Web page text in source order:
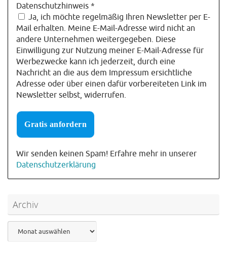
Datenschutzhinweis *
Ja, ich möchte regelmäßig Ihren Newsletter per E-
Mail erhalten. Meine E-Mail-Adresse wird nicht an
andere Unternehmen weitergegeben. Diese
Einwilligung zur Nutzung meiner E-Mail-Adresse für
Werbezwecke kann ich jederzeit, durch eine
Nachricht an die aus dem Impressum ersichtliche
Adresse oder über einen dafür vorbereiteten Link im
Newsletter selbst, widerrufen.
Wir senden keinen Spam! Erfahre mehr in unserer
Datenschutzerklärung
Archiv